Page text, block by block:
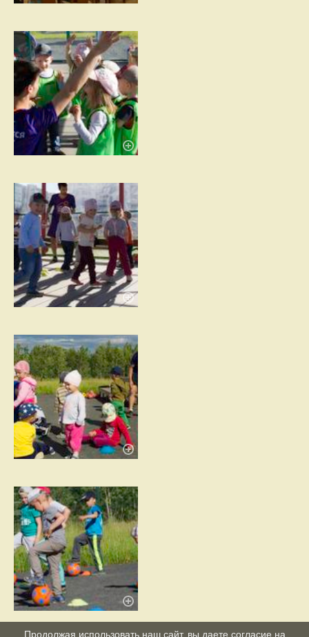
Продолжая использовать наш сайт, вы даете согласие на